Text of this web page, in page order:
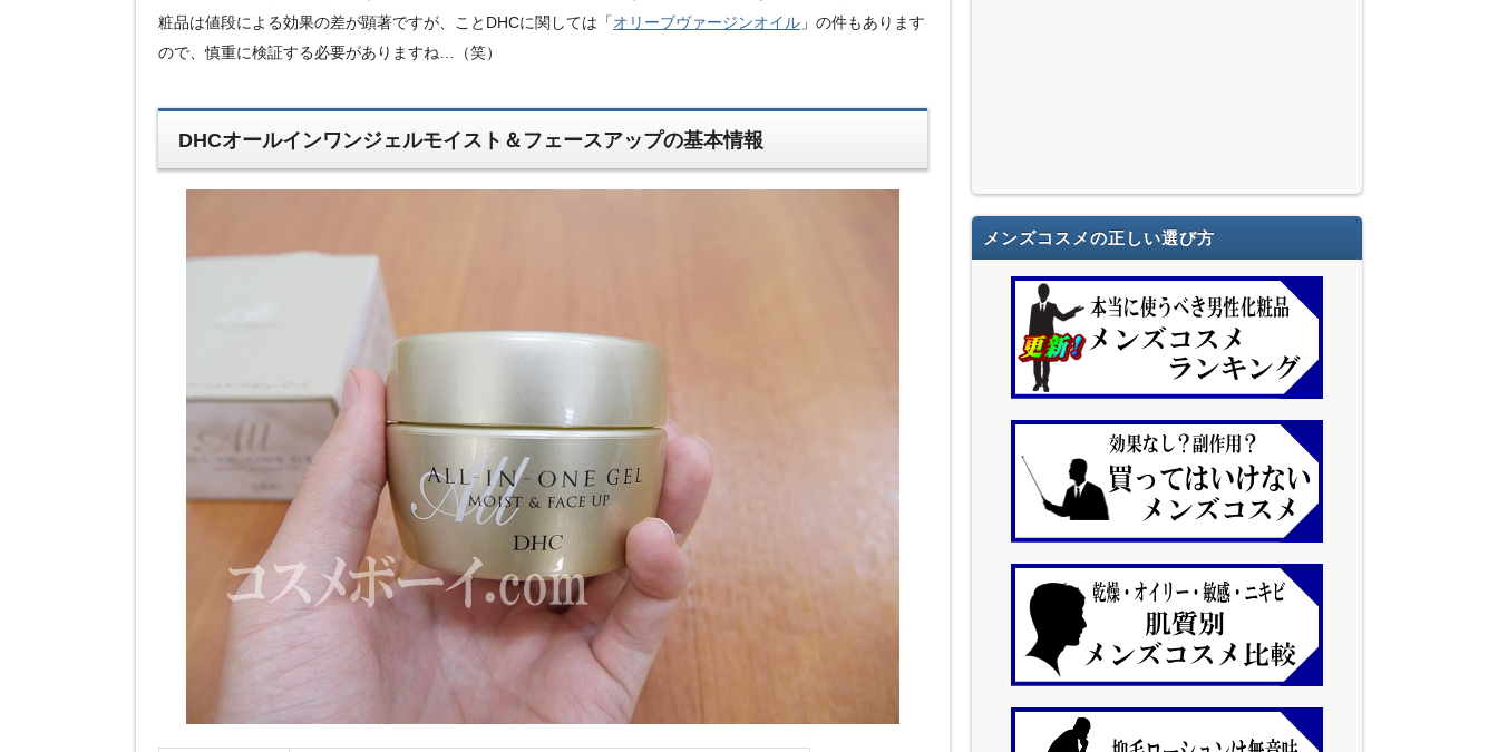
粧品は値段による効果の差が顕著ですが、ことDHCに関しては「オリーブヴァージンオイル 」の件もあります
ので、慎重に検証する必要がありますね…（笑）
DHCオールインワンジェルモイスト＆フェースアップの基本情報
メンズコスメの正しい選び方